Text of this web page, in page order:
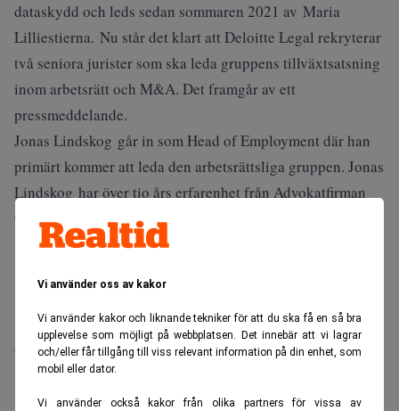
Vi använder oss av kakor
Vi använder kakor och liknande tekniker för att du ska få en så bra
upplevelse som möjligt på webbplatsen. Det innebär att vi lagrar
och/eller får tillgång till viss relevant information på din enhet, som
mobil eller dator.
Vi använder också kakor från olika partners för vissa av
dataskydd och leds sedan sommaren 2021 av Maria
Lilliestierna. Nu står det klart att Deloitte Legal rekryterar
två seniora jurister som ska leda gruppens tillväxtsatsning
inom arbetsrätt och M&A. Det framgår av ett
pressmeddelande.
Jonas Lindskog går in som Head of Employment där han
primärt kommer att leda den arbetsrättsliga gruppen. Jonas
Lindskog har över tio års erfarenhet från Advokatfirman
Cederquist.
Lars Törner Larsson kommer att leda satsningen inom
M&A tillsammans med Maria Lilliestierna. Lars Törner
kommer närmast från Wistrand advokatbyrå där han jobbat
med bolagsrätt, M&A och regulatoriska frågor.
– Vi hoppas kunna dubblera antalet medarbetare under en
treårsperiod och samtidigt säkerställa att vi växer med
lönsamhet. Vi har sedan augusti välkomnat åtta nya